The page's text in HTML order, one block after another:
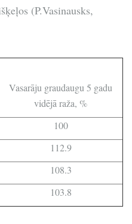
(P.Vasinausks,
Vasarāju graudaugu 5 gadu
vidējā raža, %
100
112.9
108.3
103.8